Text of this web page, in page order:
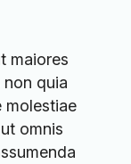
maiores
quia
molestiae
omnis